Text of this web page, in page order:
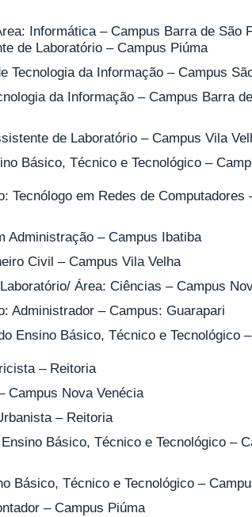
Informática – Campus Barra de São
de Laboratório – Campus Piúma
Tecnologia da Informação – Campus
da Informação – Campus Barra
de Laboratório – Campus Vila
Básico, Técnico e Tecnológico –
Tecnólogo em Redes de Computadores
Administração – Campus Ibatiba
Civil – Campus Vila Velha
Área: Ciências – Campus
Administrador – Campus: Guarapari
Ensino Básico, Técnico e Tecnológico
– Reitoria
Campus Nova Venécia
– Reitoria
Básico, Técnico e Tecnológico –
Básico, Técnico e Tecnológico –
– Campus Piúma